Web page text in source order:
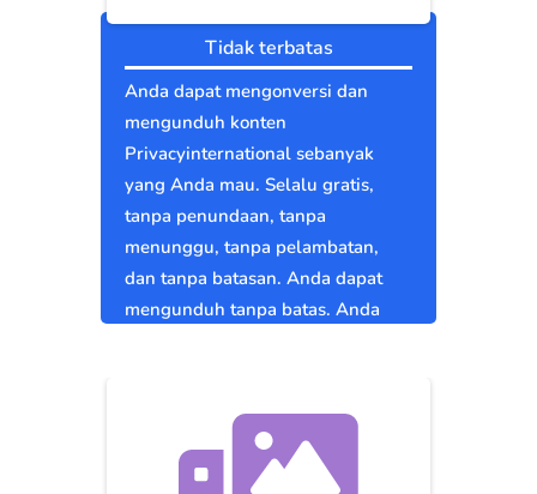
Tidak terbatas
Anda dapat mengonversi dan
mengunduh konten
Privacyinternational sebanyak
yang Anda mau. Selalu gratis,
tanpa penundaan, tanpa
menunggu, tanpa pelambatan,
dan tanpa batasan. Anda dapat
mengunduh tanpa batas. Anda